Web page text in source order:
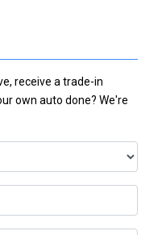
receive a trade-in
own auto done? We're